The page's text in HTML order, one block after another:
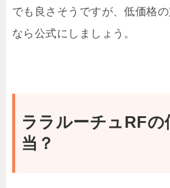
でも良さそうですが、低価格
なら公式にしましょう。
ララルーチュRFの
当？